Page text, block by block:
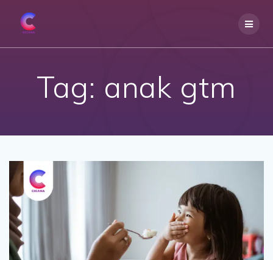
Tag: anak gtm